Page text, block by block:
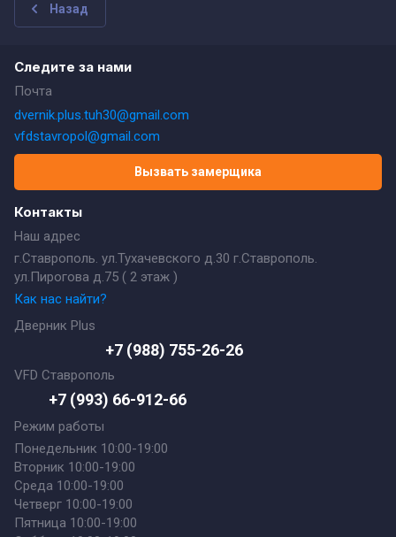
Назад
Контакты
Наш адрес
г.Ставрополь. ул.Тухачевского д.30 г.Ставрополь.
ул.Пирогова д.75 ( 2 этаж )
Как нас найти?
Дверник Plus
+7 (988) 755-26-26
VFD Ставрополь
+7 (993) 66-912-66
Режим работы
Понедельник 10:00-19:00
Вторник 10:00-19:00
Среда 10:00-19:00
Четверг 10:00-19:00
Пятница 10:00-19:00
Следите за нами
Почта
dvernik.plus.tuh30@gmail.com
vfdstavropol@gmail.com
Вызвать замерщика